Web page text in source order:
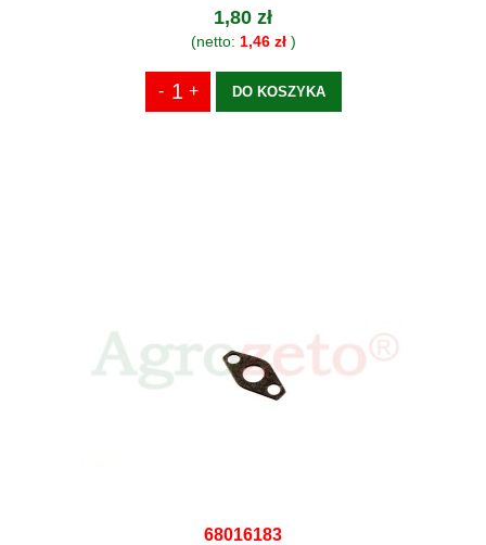
1,80 zł
(netto: 1,46 zł)
DO KOSZYKA
68016183